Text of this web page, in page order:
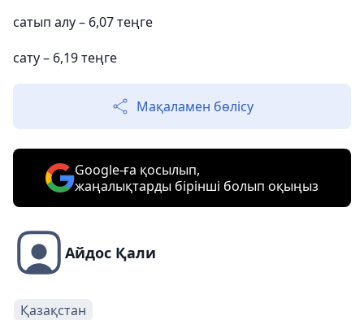
сатып алу – 6,07 теңге
сату – 6,19 теңге
Мақаламен бөлісу
Google-ға қосылып,
жаңалықтарды бірінші болып оқыңыз
Айдос Қали
Қазақстан